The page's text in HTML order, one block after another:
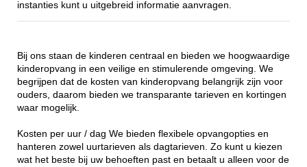
instanties kunt u uitgebreid informatie aanvragen.
Bij ons staan de kinderen centraal en bieden we hoogwaardige
kinderopvang in een veilige en stimulerende omgeving. We
begrijpen dat de kosten van kinderopvang belangrijk zijn voor
ouders, daarom bieden we transparante tarieven en kortingen
waar mogelijk.
Kosten per uur / dag We bieden flexibele opvangopties en
hanteren zowel uurtarieven als dagtarieven. Zo kunt u kiezen
wat het beste bij uw behoeften past en betaalt u alleen voor de